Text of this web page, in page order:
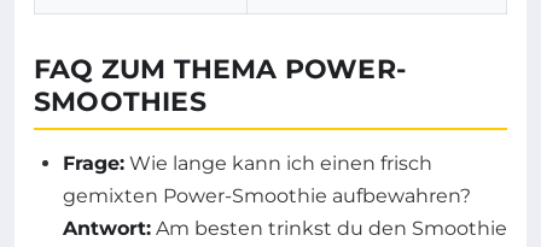
FAQ ZUM THEMA POWER-
SMOOTHIES
Frage: Wie lange kann ich einen frisch
gemixten Power-Smoothie aufbewahren?
Antwort: Am besten trinkst du den Smoothie